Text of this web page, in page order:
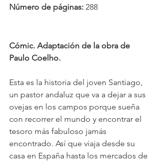
Número de páginas: 288
Cómic. Adaptación de la obra de
Paulo Coelho.
Esta es la historia del joven Santiago,
un pastor andaluz que va a dejar a sus
ovejas en los campos porque sueña
con recorrer el mundo y encontrar el
tesoro más fabuloso jamás
encontrado. Así que viaja desde su
casa en España hasta los mercados de